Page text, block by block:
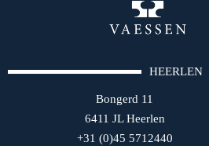
HEERLEN
Bongerd 11
6411 JL Heerlen
+31 (0)45 5712440